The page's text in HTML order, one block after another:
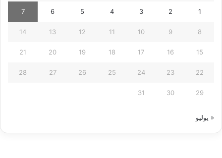
1
2
3
4
5
6
7
8
9
10
11
12
13
14
15
16
17
18
19
20
21
22
23
24
25
26
27
28
29
30
31
« يوليو